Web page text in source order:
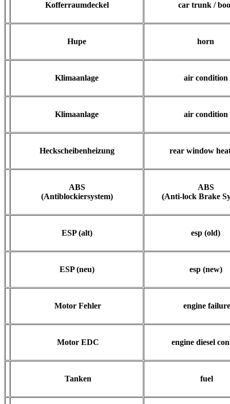
Kofferraumdeckel car trunk /
Hupe horn
Klimaanlage air condition
Klimaanlage air condition
Heckscheibenheizung rear window
ABS
(Antiblockiersystem)
ABS
(Anti-lock Brake
ESP (alt) esp (old)
ESP (neu) esp (new)
Motor Fehler engine failure
Motor EDC engine diesel
Tanken fuel